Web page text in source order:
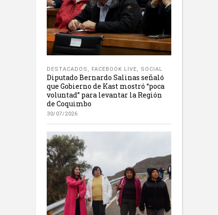
DESTACADOS , FACEBOOK LIVE, SOCIAL
Diputado Bernardo Salinas señaló
que Gobierno de Kast mostró “poca
voluntad” para levantar la Región
de Coquimbo
30/07/2026